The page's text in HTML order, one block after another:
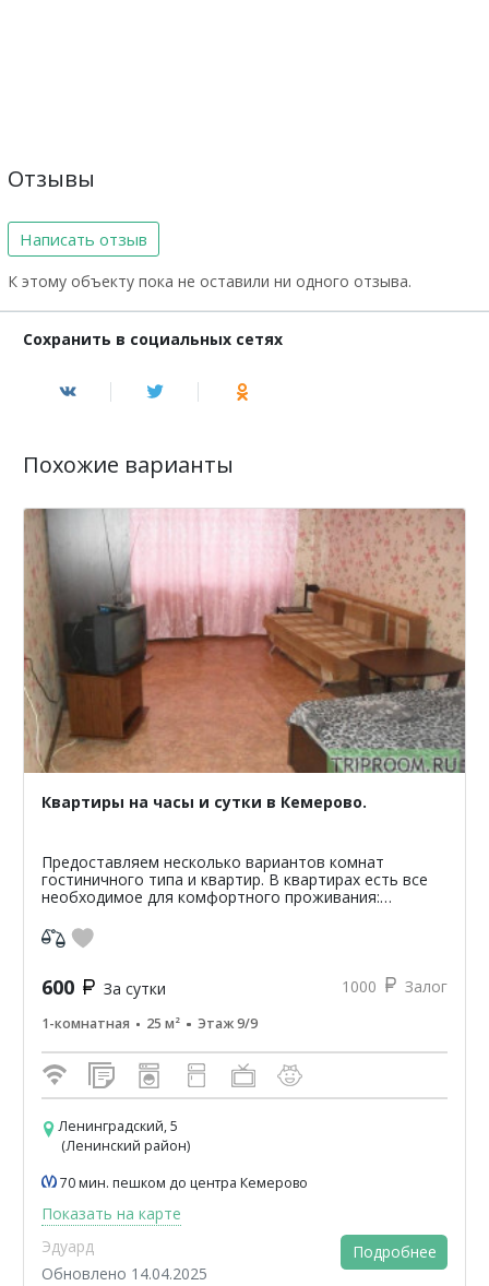
Отзывы
Написать отзыв
К этому объекту пока не оставили ни одного отзыва.
Сохранить в социальных сетях
Похожие варианты
Квартиры на часы и сутки в Кемерово.
Предоставляем несколько вариантов комнат
гостиничного типа и квартир. В квартирах есть все
необходимое для комфортного проживания:
машина, телевизор, дв...
600 За сутки 1000 Залог
1-комнатная 25 м² Этаж 9/9
Ленинградский, 5
(Ленинский район)
70 мин. пешком до центра Кемерово
Показать на карте
Эдуард
Обновлено 14.04.2025
Подробнее